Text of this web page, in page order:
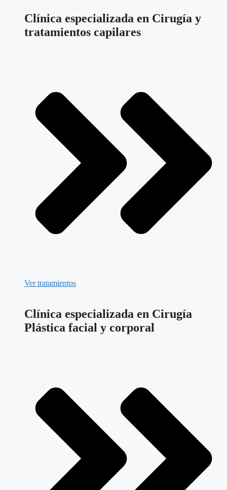
Clínica especializada en Cirugía y
tratamientos capilares
Ver tratamientos
Clínica especializada en Cirugía
Plástica facial y corporal